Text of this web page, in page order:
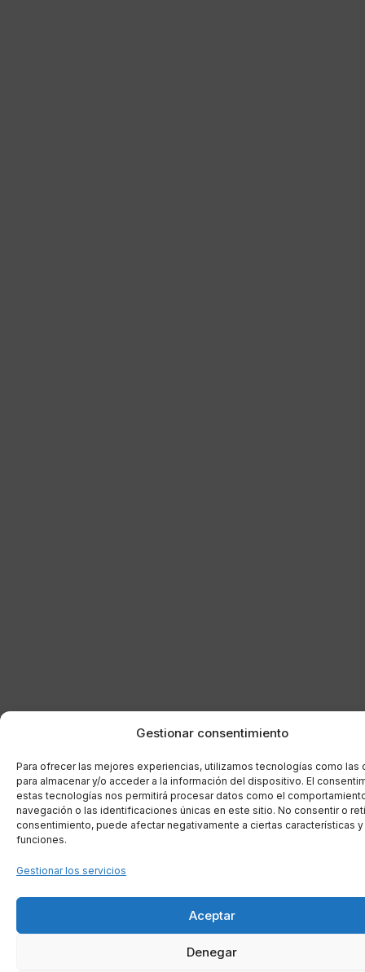
Gestionar consentimiento
Para ofrecer las mejores experiencias, utilizamos tecnologías como las
para almacenar y/o acceder a la información del dispositivo. El
estas tecnologías nos permitirá procesar datos como el
navegación o las identificaciones únicas en este sitio. No consentir o
consentimiento, puede afectar negativamente a ciertas características y
funciones.
Gestionar los servicios
Aceptar
Denegar